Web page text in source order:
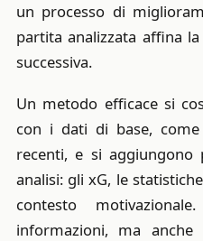
un processo di
partita analizzata affina
successiva.
Un metodo efficace si
con i dati di base,
recenti, e si aggiungono
analisi: gli xG, le
contesto
informazioni, ma anche